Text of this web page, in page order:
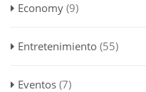
Economy (9)
Entretenimiento (55)
Eventos (7)